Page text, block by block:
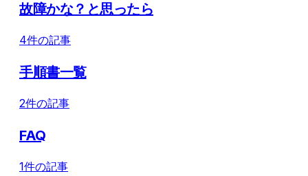
故障かな？と思ったら
4件の記事
手順書一覧
2件の記事
FAQ
1件の記事